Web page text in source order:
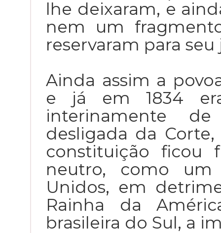
lhe deixaram, e
nem um
reservaram para
Ainda assim a
e já em 1834
interinamente
desligada da
constituição ficou
neutro, como um
Unidos, em
Rainha da
brasileira do Sul, a